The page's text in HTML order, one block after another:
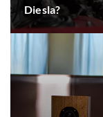
Diesla?